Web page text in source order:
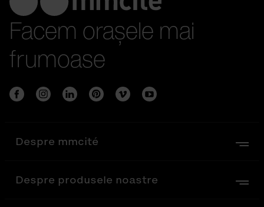
Facem orașele mai
frumoase
Despre mmcité
Despre produsele noastre